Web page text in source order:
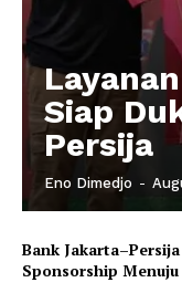
Siap
Persija
Eno Dimedjo -
Bank
Sponsorship